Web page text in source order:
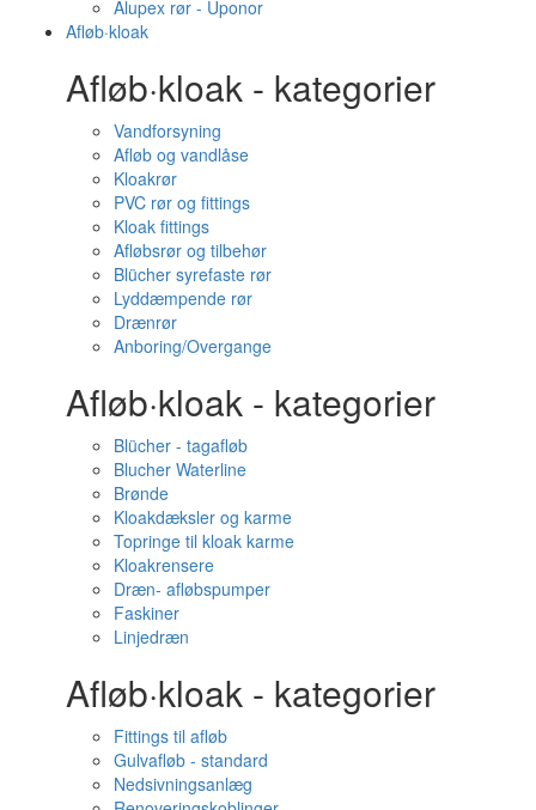
Alupex rør - Uponor
Afløb·kloak
Afløb·kloak - kategorier
Vandforsyning
Afløb og vandlåse
Kloakrør
PVC rør og fittings
Kloak fittings
Afløbsrør og tilbehør
Blücher syrefaste rør
Lyddæmpende rør
Drænrør
Anboring/Overgange
Afløb·kloak - kategorier
Blücher - tagafløb
Blucher Waterline
Brønde
Kloakdæksler og karme
Topringe til kloak karme
Kloakrensere
Dræn- afløbspumper
Faskiner
Linjedræn
Afløb·kloak - kategorier
Fittings til afløb
Gulvafløb - standard
Nedsivningsanlæg